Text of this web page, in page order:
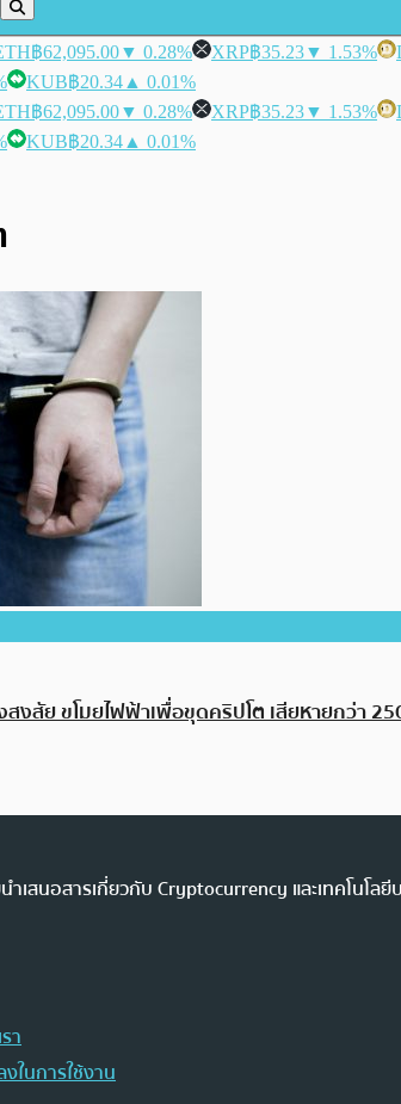
฿62,095.00▼ 0.28% XRP฿35.23▼ 1.53%
KUB฿20.34 ▲ 0.01%
฿62,095.00▼ 0.28% XRP฿35.23▼ 1.53%
KUB฿20.34 ▲ 0.01%
งสัย ขโมยไฟฟ้าเพื่อขุดคริปโต เสียหายกว่า
เสนอสารเกี่ยวกับ Cryptocurrency และเทคโนโ
า
ในการใช้งาน